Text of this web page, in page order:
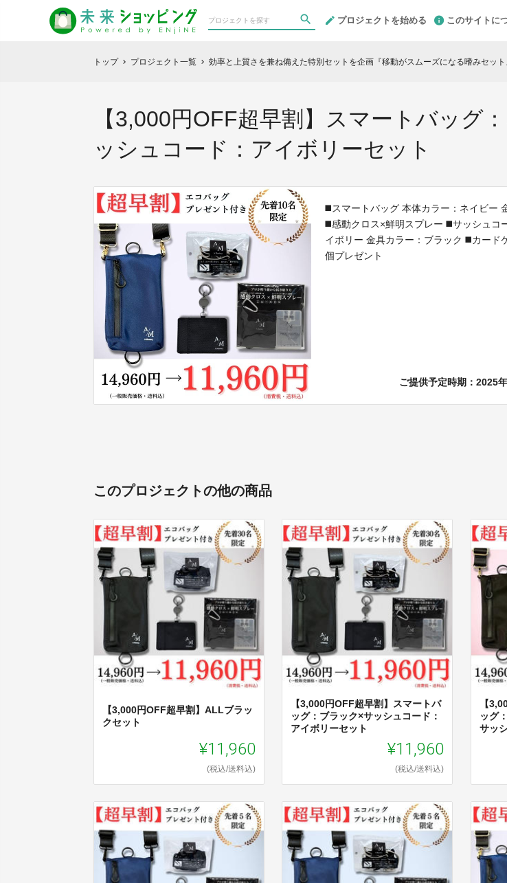
プロジェクトを始める このサイトに
トップ chevron_right プロジェクト一覧 chevron_right 効率と上質さを兼ね備えた特別セットを企画『移動がスムーズになる嗜みセット
【3,000円OFF超早割】スマートバッグ
ッシュコード：アイボリーセット
◼️スマートバッグ 本体カラー：ネイビー
◼️感動クロス×鮮明スプレー ◼️サッシュコ
イボリー 金具カラー：ブラック ◼️カード
個プレゼント
ご提供予定時期：2025
このプロジェクトの他の商品
【3,000円OFF超早割】ALLブラッ
クセット
¥11,960
(税込/送料込)
【3,000円OFF超早割】スマートバ
ッグ：ブラック×サッシュコード：
アイボリーセット
¥11,960
(税込/送料込)
【
ッグ
サッ